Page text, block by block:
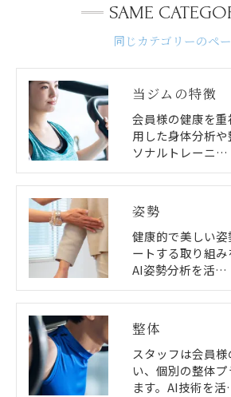
同じカテゴリーのペ
SAME
当ジムの特徴
会員様の健康を
用した身体分析
ソナルトレーニ…
姿勢
健康的で美しい
ートする取り組み
AI姿勢分析を活…
整体
スタッフは会員
い、個別の整体
ます。AI技術を